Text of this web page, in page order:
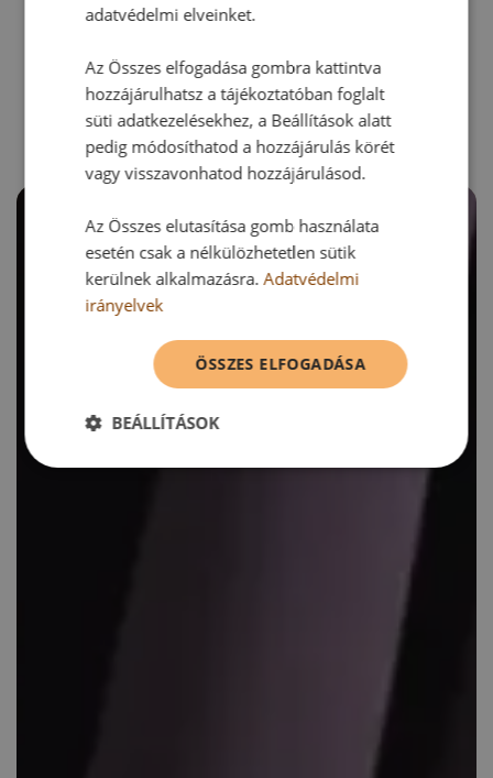
RECEPTAJÁNLÓ
adatvédelmi elveinket.
Az Összes elfogadása gombra kattintva
hozzájárulhatsz a tájékoztatóban foglalt
süti adatkezelésekhez, a Beállítások alatt
pedig módosíthatod a hozzájárulás körét
vagy visszavonhatod hozzájárulásod.
Az Összes elutasítása gomb használata
esetén csak a nélkülözhetetlen sütik
kerülnek alkalmazásra.Adatvédelmi
irányelvek
ÖSSZES ELFOGADÁSA
BEÁLLÍTÁSOK